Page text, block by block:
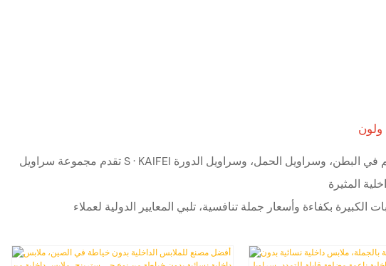
تقدم مجموعة سراويل S · KAIFEI أقصى درجات الراحة والتنوع مع أنماط تشمل السراويل الداخلية بدون خياطة، والسراويل الداخلية الضيقة، وسراويل التحكم في البطن، وسراويل الحمل، وسراويل الدورة